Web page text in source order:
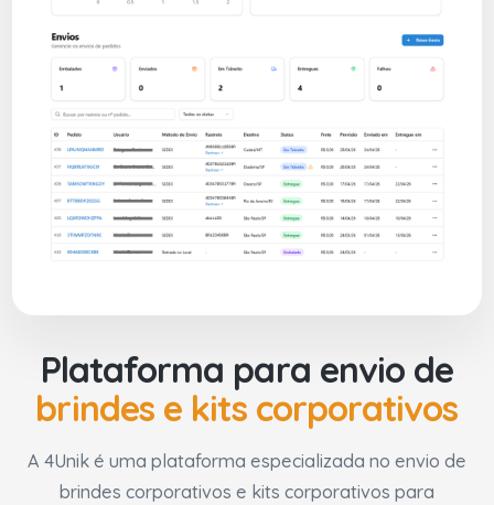
Plataforma para envio de
brindes e kits corporativos
A 4Unik é uma plataforma especializada no envio de
brindes corporativos e kits corporativos para